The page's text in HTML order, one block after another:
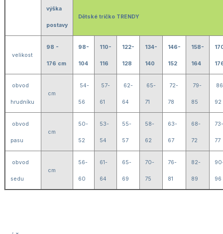
výška
postavy
Dětské tričko TRENDY
velikost
98 -
176 cm
98-
104
110-
116
122-
128
134-
140
146-
152
158-
164
obvod
hrudníku
cm
54-
56
57-
61
62-
64
65-
71
72-
78
79-
85 92
obvod
pasu
cm
50-
52
53-
54
55-
57
58-
62
63-
67
68-
72
73-
77
obvod
sedu
cm
56-
60
61-
64
65-
69
70-
75
76-
81
82-
89 96